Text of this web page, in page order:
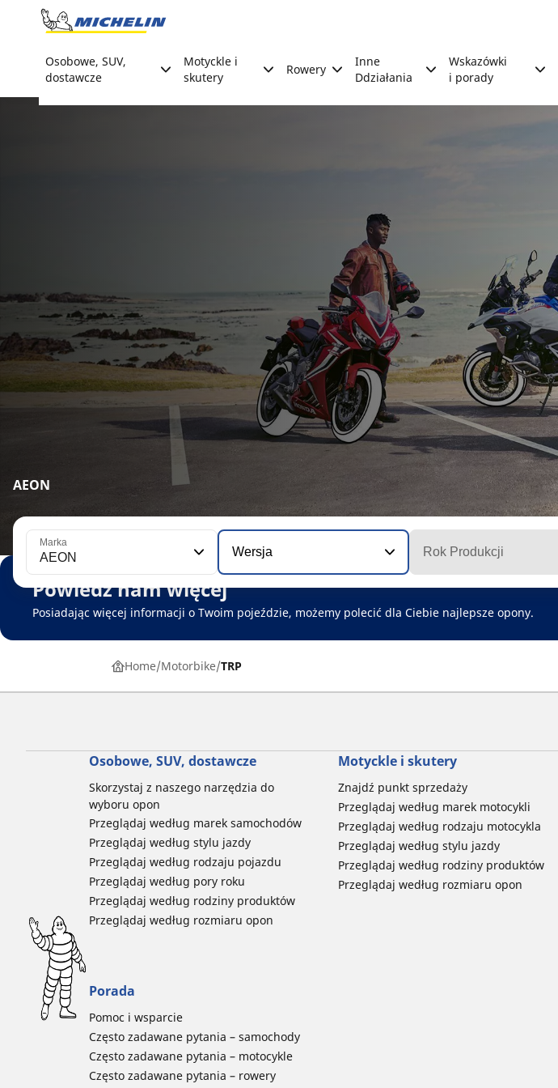
Go to page content
Osobowe, SUV,
dostawcze
Motyckle i
skutery
Rowery
Inne
Ddziałania
Wskazówki
i porady
AEON
Marka
AEON Wersja Rok Produkcji
Powiedz nam więcej
Posiadając więcej informacji o Twoim pojeździe, możemy polecić dla Ciebie najlepsze opony.
Home Motorbike TRP
Osobowe, SUV, dostawcze
Skorzystaj z naszego narzędzia do
wyboru opon
Przeglądaj według marek samochodów
Przeglądaj według stylu jazdy
Przeglądaj według rodzaju pojazdu
Przeglądaj według pory roku
Przeglądaj według rodziny produktów
Przeglądaj według rozmiaru opon
Motyckle i skutery
Znajdź punkt sprzedaży
Przeglądaj według marek motocykli
Przeglądaj według rodzaju motocykla
Przeglądaj według stylu jazdy
Przeglądaj według rodziny produktów
Przeglądaj według rozmiaru opon
Porada
Pomoc i wsparcie
Często zadawane pytania – samochody
Często zadawane pytania – motocykle
Często zadawane pytania – rowery